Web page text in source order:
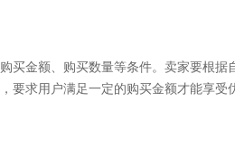
买金额、购买数量等条件。卖家要根据
要求用户满足一定的购买金额才能享受